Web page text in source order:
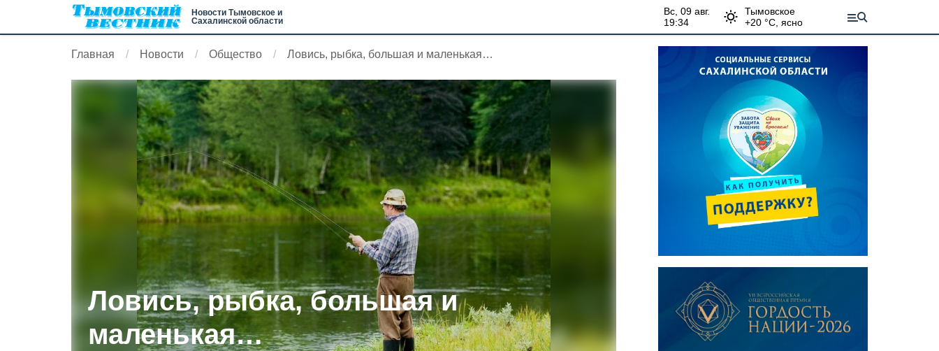
Новости Тымовское и
Сахалинской области
вс, 09 авг.
19:34
Тымовское
+20 °С, ясно
Главная Новости Общество Ловись, рыбка, большая и маленькая…
Ловись, рыбка, большая и
маленькая…